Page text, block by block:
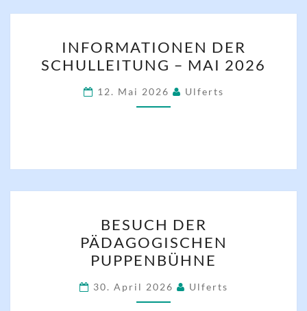
DER
SCHULLEITUNG
–
MAI
INFORMATIONEN DER
SCHULLEITUNG – MAI 2026
12. Mai 2026 Ulferts
DER
PÄDAGOGISCHEN
PUPPENBÜHNE
BESUCH DER
PÄDAGOGISCHEN
PUPPENBÜHNE
30. April 2026 Ulferts